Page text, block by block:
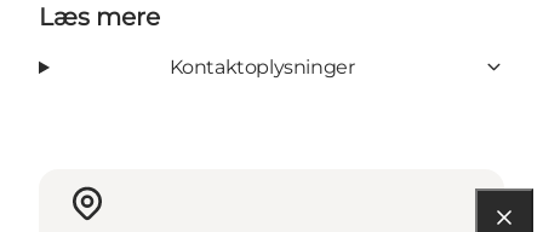
Læs mere
Kontaktoplysninger